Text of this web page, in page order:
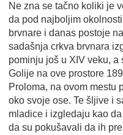
Ne zna se tačno koliki je
da pod najboljim
brvnare i danas postoje
sadašnja crkva brvnara
pominju još u XIV veku,
Golije na ove prostore
Proloma, na ovom mestu
oko svoje ose. Te šljive i
mladice i izgledaju kao
da su pokušavali da ih